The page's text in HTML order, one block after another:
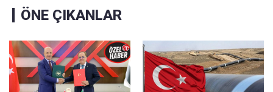
ÖNE ÇIKANLAR